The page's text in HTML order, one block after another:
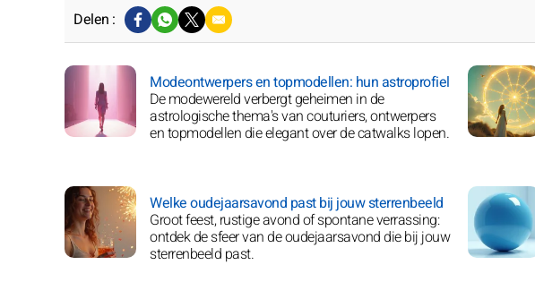
Delen :
Modeontwerpers en topmodellen: hun astroprofiel
De modewereld verbergt geheimen in de
astrologische thema's van couturiers, ontwerpers
en topmodellen die elegant over de catwalks lopen.
Welke oudejaarsavond past bij jouw sterrenbeeld
Groot feest, rustige avond of spontane verrassing:
ontdek de sfeer van de oudejaarsavond die bij jouw
sterrenbeeld past.